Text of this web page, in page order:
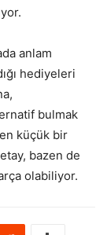
anlam
hediyeleri
bulmak
küçük bir
bazen de
olabiliyor.